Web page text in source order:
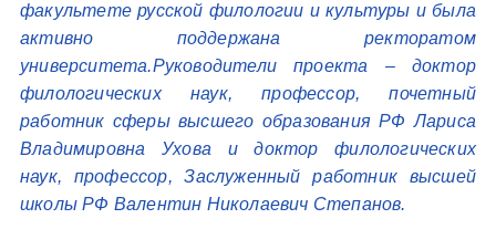
факультете русской филологии и культуры и была
активно поддержана ректоратом
университета.Руководители проекта – доктор
филологических наук, профессор, почетный
работник сферы высшего образования РФ Лариса
Владимировна Ухова и доктор филологических
наук, профессор, Заслуженный работник высшей
школы РФ Валентин Николаевич Степанов.